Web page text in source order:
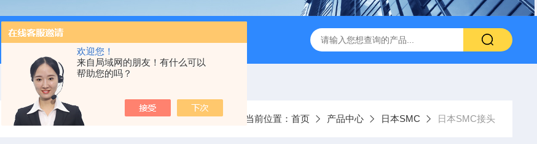
欢迎您！
来自局域网的朋友！有什么可以
帮助您的吗？
SMC气动香港营业所 AVL-20-25-S6德国FESTO气动 ORIENTALMOTOR东方马达
当前位置： 首页 产品中心 日本SMC 日本SMC接头